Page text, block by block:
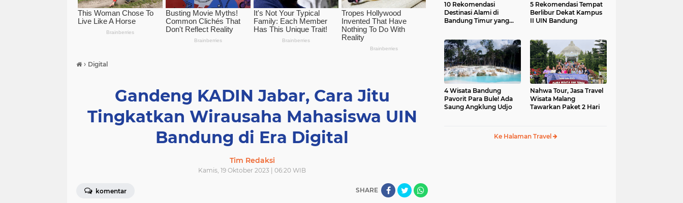
› Digital
Gandeng KADIN Jabar, Cara Jitu
Tingkatkan Wirausaha Mahasiswa UIN
Bandung di Era Digital
Tim Redaksi
Kamis, 19 Oktober 2023 | 06:20 WIB
komentar SHARE
10 Rekomendasi
Destinasi Alami di
Bandung Timur yang
5 Rekomendasi Tempat
Berlibur Dekat Kampus
II UIN Bandung
4 Wisata Bandung
Pavorit Para Bule! Ada
Saung Angklung Udjo
Nahwa Tour, Jasa Travel
Wisata Malang
Tawarkan Paket 2 Hari
Ke Halaman Travel